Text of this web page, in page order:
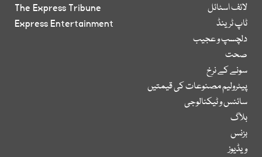
لائف اسٹائل
ٹاپ ٹرینڈ
دلچسپ و عجیب
صحت
سونے کے نرخ
پیٹرولیم مصنوعات کی قیمتیں
سائنس و ٹیکنالوجی
بلاگ
بزنس
ویڈیوز
The Express Tribune
Express Entertainment